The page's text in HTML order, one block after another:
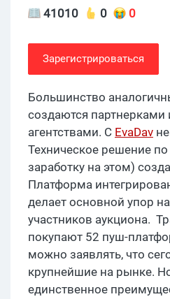
41010
0 0
Зарегистрироваться
Большинство
создаются
агентствами. С EvaDav
Техническое решение
заработку на этом)
Платформа
делает основной упор
участников аукциона.
покупают 52 пуш-
можно заявлять, что
крупнейшие на рынке.
единственное